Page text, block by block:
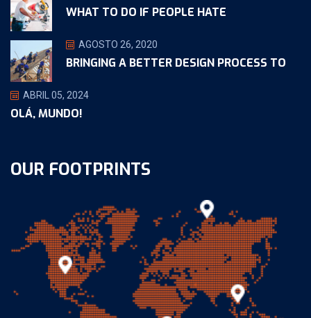
WHAT TO DO IF PEOPLE HATE
AGOSTO 26, 2020
BRINGING A BETTER DESIGN PROCESS TO
ABRIL 05, 2024
OLÁ, MUNDO!
OUR FOOTPRINTS